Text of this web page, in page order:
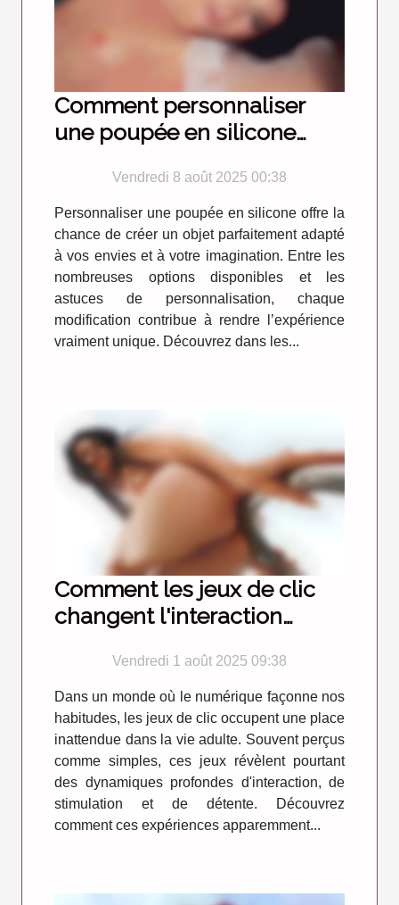
Comment personnaliser
une poupée en silicone
unique ?Vendredi 8 août 2025 00:38
Personnaliser une poupée en silicone offre la
chance de créer un objet parfaitement adapté
à vos envies et à votre imagination. Entre les
nombreuses options disponibles et les
astuces de personnalisation, chaque
modification contribue à rendre l’expérience
vraiment unique. Découvrez dans les...
Comment les jeux de clic
changent l'interaction
Vendredi 1 août 2025 09:38
Dans un monde où le numérique façonne nos
habitudes, les jeux de clic occupent une place
inattendue dans la vie adulte. Souvent perçus
comme simples, ces jeux révèlent pourtant
des dynamiques profondes d'interaction, de
stimulation et de détente. Découvrez
comment ces expériences apparemment...